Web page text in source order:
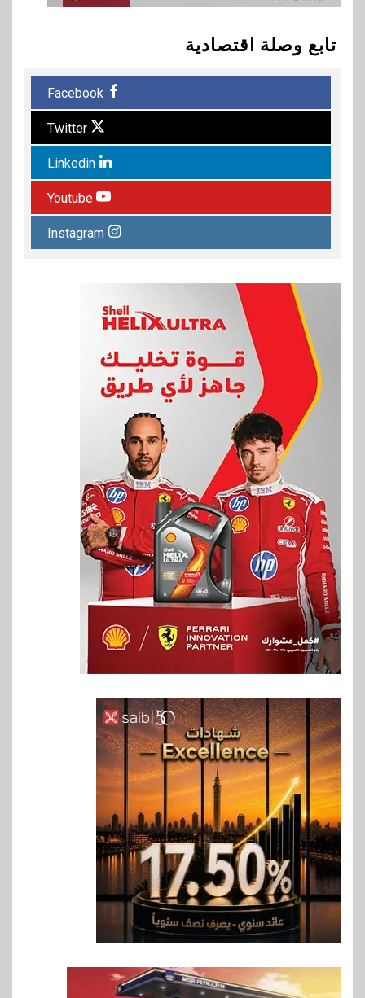
تابع وصلة اقتصادية
Facebook
Twitter
Linkedin
Youtube
Instagram
6
اخبار
غرفة القاهرة تنظم ندوة إلكترونية
لدعم الصادرات وتحقيق
مستهدفات رؤية مصر 2030
7
بنوك
بنك مصر يشارك في فعالية اليوم
العالمي للشباب ويقدم العديد من
العروض المجانية
بنك QNB مصر يعزز جاهزية